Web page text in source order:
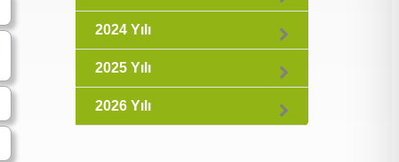
2024 Yılı
2025 Yılı
2026 Yılı